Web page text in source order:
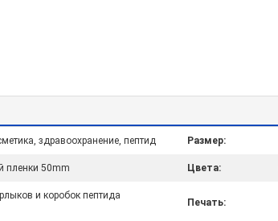
здравоохранение, пептид Размер:
пленки 50mm Цвета:
и коробок пептида
Печать: